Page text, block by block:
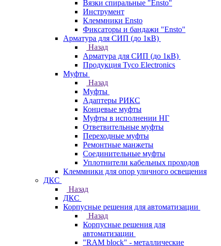
Вязки спиральные "Ensto"
Инструмент
Клеммники Ensto
Фиксаторы и бандажи "Ensto"
Арматура для СИП (до 1кВ)
Назад
Арматура для СИП (до 1кВ)
Продукция Tyco Electronics
Муфты
Назад
Муфты
Адаптеры РИКС
Концевые муфты
Муфты в исполнении НГ
Ответвительные муфты
Переходные муфты
Ремонтные манжеты
Соединительные муфты
Уплотнители кабельных проходов
Клеммники для опор уличного освещения
ДКС
Назад
ДКС
Корпусные решения для автоматизации
Назад
Корпусные решения для
автоматизации
"RAM block" - металлические